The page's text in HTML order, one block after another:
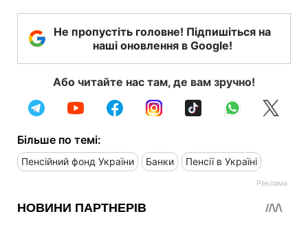
Не пропустіть головне! Підпишіться на
наші оновлення в Google!
Або читайте нас там, де вам зручно!
Більше по темі:
Пенсійний фонд України Банки Пенсії в Україні